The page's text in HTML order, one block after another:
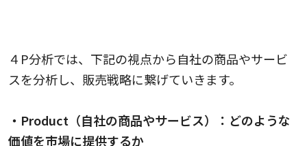
４P分析では、下記の視点から自社の商品やサービ
スを分析し、販売戦略に繋げていきます。
・Product（自社の商品やサービス）：どのような
価値を市場に提供するか